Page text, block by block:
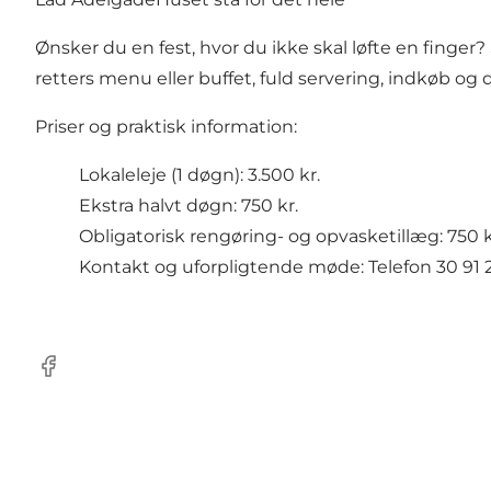
Ønsker du en fest, hvor du ikke skal løfte en
retters menu eller buffet, fuld servering, indkøb
Priser og praktisk information:
Lokaleleje (1 døgn): 3.500 kr.
Ekstra halvt døgn: 750 kr.
Obligatorisk rengøring- og opvasketillæg: 750
Kontakt og uforpligtende møde: Telefon 30 91
Facebook